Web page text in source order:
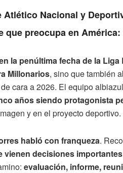
Atlético Nacional y
que preocupa en
la penúltima fecha de la
Millonarios, sino que también
cara a 2026. El equipo
años siendo protagonista
y en el proyecto deportivo.
habló con franqueza.
vienen decisiones importantes
evaluación, informe,